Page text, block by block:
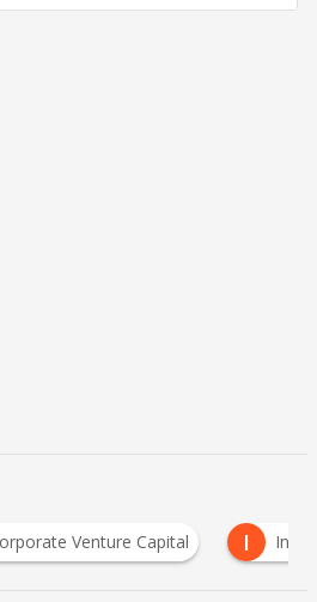
Capital I Industria4.0